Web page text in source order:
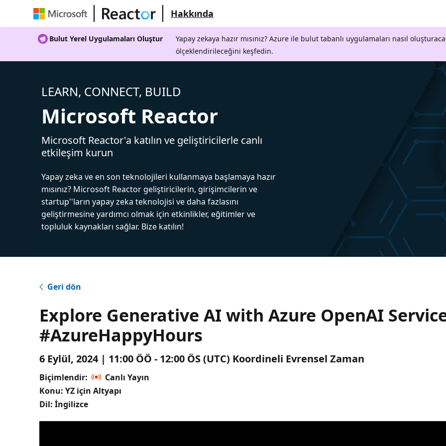
Hakkında
Bulut Yerel Uygulamaları Oluştur
Yapay zekaya hazır mısınız? Azure ile bulut tabanlı uygulamaları nasıl
ölçeklendirileceğini keşfedin.
LEARN, CONNECT, BUILD
Microsoft Reactor
Microsoft Reactor'a katılın ve geliştiricilerle canlı
etkileşim kurun
Yapay zeka ve en son teknolojileri kullanmaya başlamaya hazır
mısınız? Microsoft Reactor geliştiricilerin, girişimcilerin ve
startup''ların yapay zeka teknolojisi ve daha fazlasını
geliştirmesine yardımcı olmak için etkinlikler, eğitimler ve
topluluk kaynakları sağlar. Bize katılın!
Geri dön
Explore Generative AI with Azure OpenAI
#AzureHappyHours
6 Eylül, 2024 | 11:00 ÖÖ - 12:00 ÖS (UTC) Koordineli Evrensel Zaman
Biçimlendir:
Canlı Yayın
Konu: YZ için Altyapı
Dil: İngilizce